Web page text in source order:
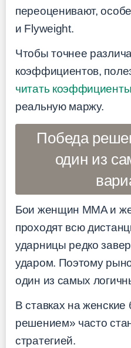
переоценивают,
и Flyweight.
Чтобы точнее
коэффициентов,
читать коэффициенты
реальную маржу.
Победа
один из
Бои женщин MMA и
проходят всю
ударницы редко
ударом. Поэтому
один из самых
В ставках на
решением» часто
стратегией.